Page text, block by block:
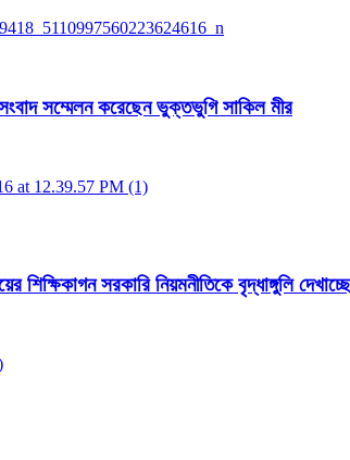
সংবাদ সম্মেলন করেছেন ভুক্তভুগি সাকিল মীর
শিক্ষিকাগন সরকারি নিয়মনীতিকে বৃদ্ধাঙ্গুলি